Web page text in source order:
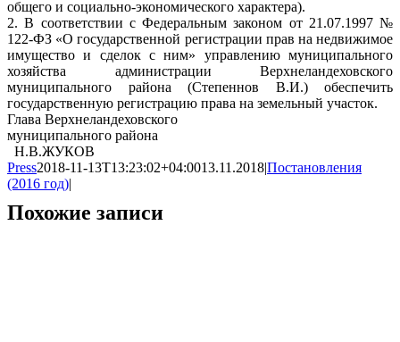
общего и социально-экономического характера).
2. В соответствии с Федеральным законом от 21.07.1997 №
122-ФЗ «О государственной регистрации прав на недвижимое
имущество и сделок с ним» управлению муниципального
хозяйства администрации Верхнеландеховского
муниципального района (Степеннов В.И.) обеспечить
государственную регистрацию права на земельный участок.
Глава Верхнеландеховского
муниципального района
Н.В.ЖУКОВ
Press2018-11-13T13:23:02+04:0013.11.2018|Постановления
(2016 год)|
Похожие записи